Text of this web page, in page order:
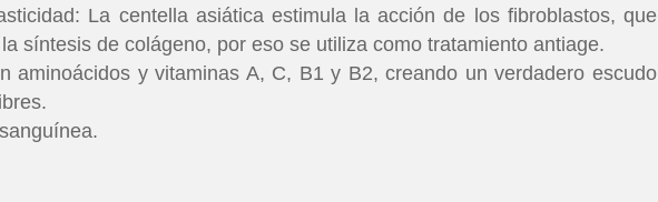
La centella asiática estimula la acción de los fibroblastos, que
síntesis de colágeno, por eso se utiliza como tratamiento antiage.
aminoácidos y vitaminas A, C, B1 y B2, creando un verdadero escudo